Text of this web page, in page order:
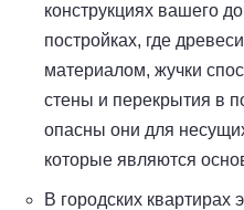
конструкциях вашего
постройках, где
материалом, жучки
стены и перекрытия в
опасны они для
которые являются
В городских квартирах